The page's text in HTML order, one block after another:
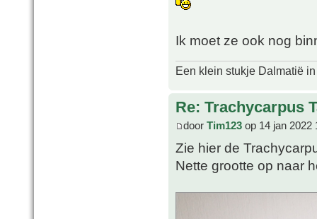
Ik moet ze ook nog
Een klein stukje Dalmatië
Re: Trachycarpus
door Tim123 op 14 jan 2022
Zie hier de
Nette grootte op naar